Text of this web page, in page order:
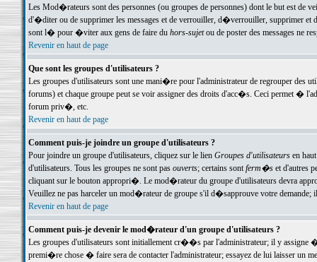
Les Mod�rateurs sont des personnes (ou groupes de personnes) dont le but est de
d'�diter ou de supprimer les messages et de verrouiller, d�verrouiller, supprimer
sont l� pour �viter aux gens de faire du hors-sujetou de poster des messages ne
Revenir en haut de page
Que sont les groupes d'utilisateurs ?
Les groupes d'utilisateurs sont une mani�re pour l'administrateur de regrouper des
forums) et chaque groupe peut se voir assigner des droits d'acc�s. Ceci permet
forum priv�, etc.
Revenir en haut de page
Comment puis-je joindre un groupe d'utilisateurs ?
Pour joindre un groupe d'utilisateurs, cliquez sur le lien Groupes d'utilisateursen haut
d'utilisateurs. Tous les groupes ne sont pas ouverts; certains sontferm�set d'autres
cliquant sur le bouton appropri�. Le mod�rateur du groupe d'utilisateurs devra
Veuillez ne pas harceler un mod�rateur de groupe s'il d�sapprouve votre demande;
Revenir en haut de page
Comment puis-je devenir le mod�rateur d'un groupe d'utilisateurs ?
Les groupes d'utilisateurs sont initiallement cr��s par l'administrateur; il y
premi�re chose � faire sera de contacter l'administrateur; essayez de lui laisser un